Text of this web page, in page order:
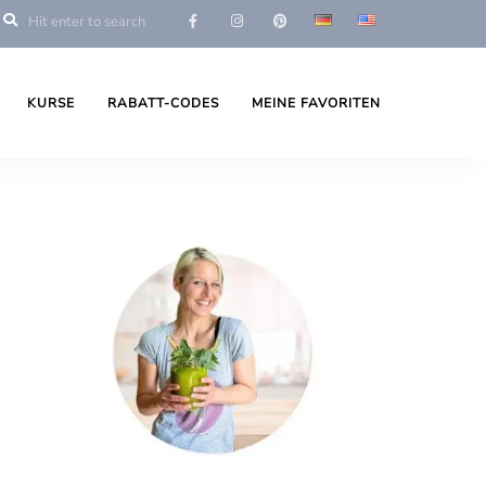
KURSE RABATT-CODES MEINE FAVORITEN